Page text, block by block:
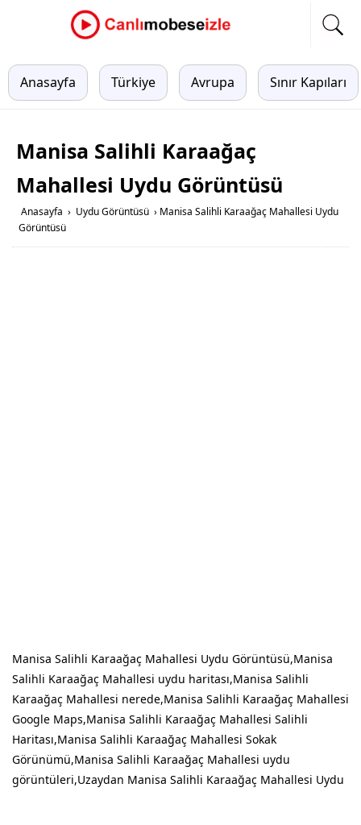
Anasayfa Türkiye Avrupa Sınır Kapıları
Manisa Salihli Karaağaç
Mahallesi Uydu Görüntüsü
Anasayfa › Uydu Görüntüsü › Manisa Salihli Karaağaç Mahallesi Uydu
Görüntüsü
Manisa Salihli Karaağaç Mahallesi Uydu Görüntüsü,Manisa
Salihli Karaağaç Mahallesi uydu haritası,Manisa Salihli
Karaağaç Mahallesi nerede,Manisa Salihli Karaağaç Mahallesi
Google Maps,Manisa Salihli Karaağaç Mahallesi Salihli
Haritası,Manisa Salihli Karaağaç Mahallesi Sokak
Görünümü,Manisa Salihli Karaağaç Mahallesi uydu
görüntüleri,Uzaydan Manisa Salihli Karaağaç Mahallesi Uydu